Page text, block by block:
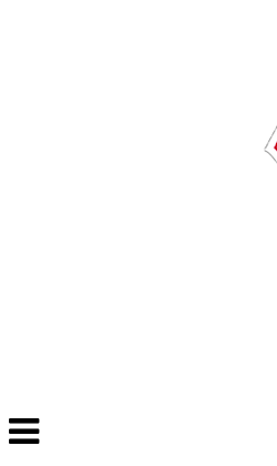
Veksle
navigasjon